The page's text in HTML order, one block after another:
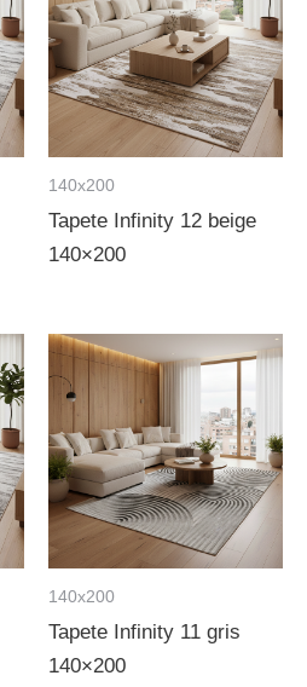
140x200
Tapete Infinity 12 beige
140×200
140x200
Tapete Infinity 11 gris
140×200